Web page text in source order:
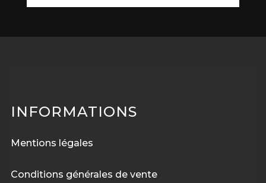
INFORMATIONS
Mentions légales
Conditions générales de vente